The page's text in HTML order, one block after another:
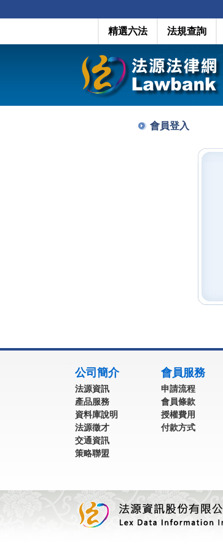
精選六法 法規查詢
會員登入
公司簡介
法源資訊
產品服務
資料庫說明
法源徵才
交通資訊
策略聯盟
會員服務
申請流程
會員條款
授權費用
付款方式